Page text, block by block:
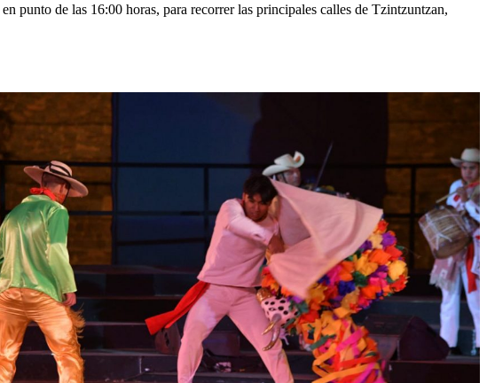
punto de las 16:00 horas, para recorrer las principales calles de Tzintzuntzan,